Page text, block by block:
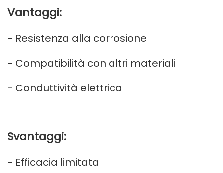
Vantaggi:
- Resistenza alla corrosione
- Compatibilità con altri materiali
- Conduttività elettrica
Svantaggi:
- Efficacia limitata